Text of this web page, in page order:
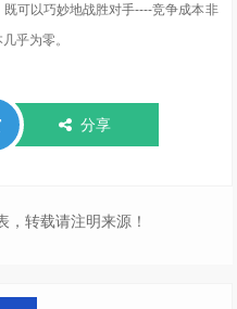
可以巧妙地战胜对手----竞争成本非
乎为零。
分享
，转载请注明来源！